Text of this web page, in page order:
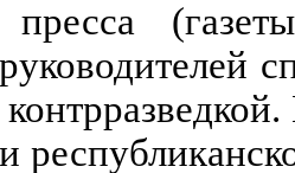
пресса